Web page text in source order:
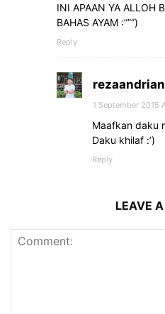
INI APAAN YA ALLOH
BAHAS AYAM :”””)
Reply
rezaandrian
1 September 2015
Maafkan daku
Daku khilaf :’)
Reply
LEAVE